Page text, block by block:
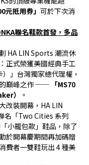
抵用券」 可於下次消
聯名鞋款首發，多品
HA LIN Sports 潮流休
正式榮獲美國經典手工
」台灣獨家總代理權，
的巔峰之作 ── 「MS70
）
。
改裝開幕，HA LIN
名「Two Cities 系列
小籠包款」鞋品，除了
於開幕慶期間再加碼贈
費者一雙鞋玩出 4 種美